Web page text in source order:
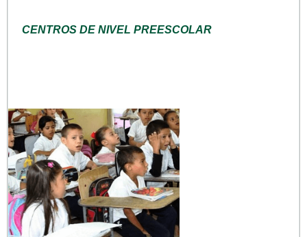
CENTROS DE NIVEL PREESCOLAR